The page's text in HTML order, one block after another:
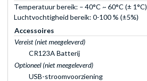
Temperatuur bereik: – 40°C ~ 60°C (± 1°C)
Luchtvochtigheid bereik: 0-100 % (±5%)
Accessoires
Vereist (niet meegeleverd)
CR123A Batterij
Optioneel (niet meegeleverd)
USB-stroomvoorziening